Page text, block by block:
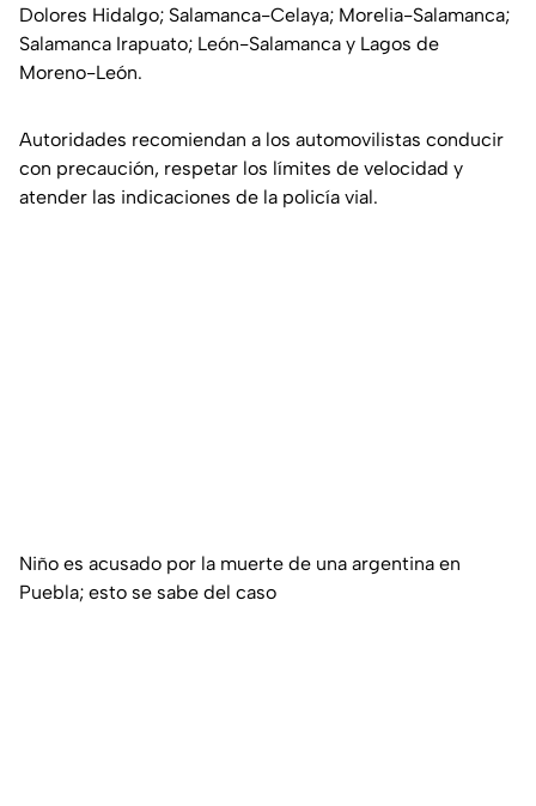
Dolores Hidalgo; Salamanca-Celaya; Morelia-Salamanca;
Salamanca Irapuato; León-Salamanca y Lagos de
Moreno-León.
Autoridades recomiendan a los automovilistas conducir
con precaución, respetar los límites de velocidad y
atender las indicaciones de la policía vial.
Niño es acusado por la muerte de una argentina en
Puebla; esto se sabe del caso